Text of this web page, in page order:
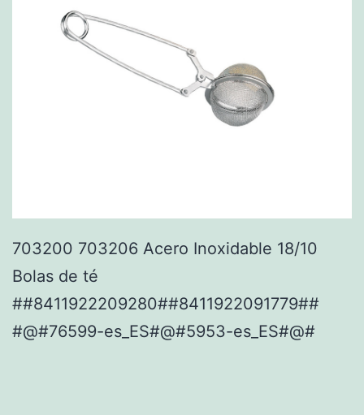
703200 703206 Acero Inoxidable 18/10
Bolas de té
##8411922209280##8411922091779##
#@#76599-es_ES#@#5953-es_ES#@#